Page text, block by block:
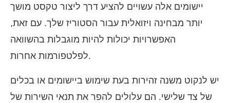
יישומים אלה עשויים להציע דרך ליצור טקסט מושך
יותר מבחינה ויזואלית עבור הסטוריז שלך. עם זאת,
האפשרויות יכולות להיות מוגבלות בהשוואה
לפלטפורמות אחרות.
יש לנקוט משנה זהירות בעת שימוש ביישומים או בכלים
של צד שלישי. הם עלולים להפר את תנאי השירות של